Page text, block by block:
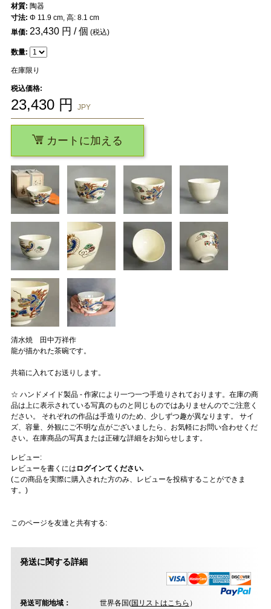
清水焼 田中万祥作
龍が描かれた茶碗です。
共箱に入れてお送りします。
☆ ハンドメイド製品 - 作家により一つ一つ手造りされております。在庫の商
品は上に表示されている写真のものと同じものではありませんのでご注意く
ださい。 それぞれの作品は手造りのため、少しずつ趣が異なります。 サイ
ズ、容量、外観にご不明な点がございましたら、お気軽にお問い合わせくだ
さい。在庫商品の写真または正確な詳細をお知らせします。
レビュー:
レビューを書くには ログインてください.
(この商品を実際に購入された方のみ、レビューを投稿することができま
す。)
このページを友達と共有する:
材質: 陶器
寸法: Φ 11.9 cm, 高: 8.1 cm
単価: 23,430円 / 個 (税込)
数量:
在庫限り
税込価格:
23,430円 JPY
カートに加える
発送に関する詳細
発送可能地域： 世界各国(国リストはこちら ）